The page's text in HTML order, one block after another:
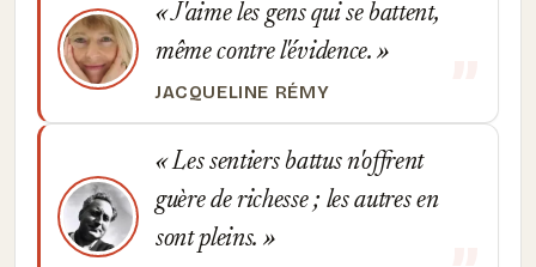
J'aime les gens qui se battent,
même contre l'évidence.
JACQUELINE RÉMY
Les sentiers battus n'offrent
guère de richesse ; les autres en
sont pleins.